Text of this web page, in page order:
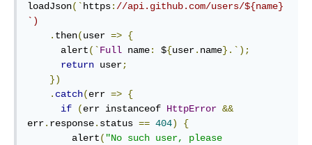
loadJson(`https: //api.github.com/users/${name}
`)
. then(user => {
      alert
(`Full name: ${user. name}.`);
return user;
})
. catch(err => {
if
(err instanceof HttpError &&
err. response. status == 404)
{
        alert
( "No such user, please